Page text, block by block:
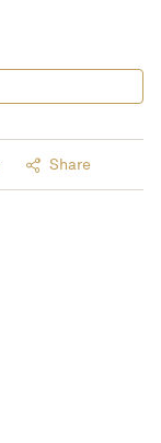
Share